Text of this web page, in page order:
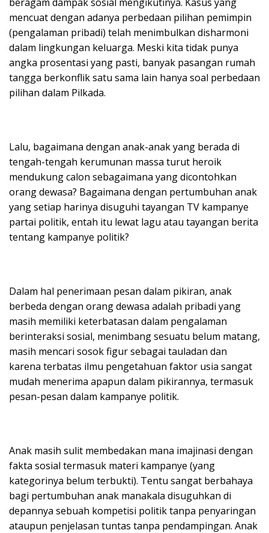
mencuat dengan adanya perbedaan pilihan pemimpin
(pengalaman pribadi) telah menimbulkan disharmoni
dalam lingkungan keluarga. Meski kita tidak punya
angka prosentasi yang pasti, banyak pasangan rumah
tangga berkonflik satu sama lain hanya soal perbedaan
pilihan dalam Pilkada.
Lalu, bagaimana dengan anak-anak yang berada di
tengah-tengah kerumunan massa turut heroik
mendukung calon sebagaimana yang dicontohkan
orang dewasa? Bagaimana dengan pertumbuhan anak
yang setiap harinya disuguhi tayangan TV kampanye
partai politik, entah itu lewat lagu atau tayangan berita
tentang kampanye politik?
Dalam hal penerimaan pesan dalam pikiran, anak
berbeda dengan orang dewasa adalah pribadi yang
masih memiliki keterbatasan dalam pengalaman
berinteraksi sosial, menimbang sesuatu belum matang,
masih mencari sosok figur sebagai tauladan dan
karena terbatas ilmu pengetahuan faktor usia sangat
mudah menerima apapun dalam pikirannya, termasuk
pesan-pesan dalam kampanye politik.
Anak masih sulit membedakan mana imajinasi dengan
fakta sosial termasuk materi kampanye (yang
kategorinya belum terbukti). Tentu sangat berbahaya
bagi pertumbuhan anak manakala disuguhkan di
depannya sebuah kompetisi politik tanpa penyaringan
ataupun penjelasan tuntas tanpa pendampingan. Anak